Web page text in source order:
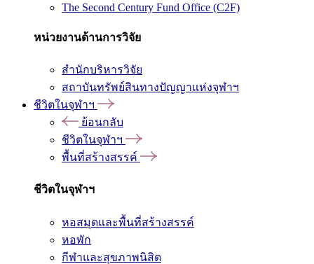
The Second Century Fund Office (C2F)
หน่วยงานด้านการวิจัย
สำนักบริหารวิจัย
สถาบันทรัพย์สินทางปัญญาแห่งจุฬาฯ
ชีวิตในจุฬาฯ
ย้อนกลับ
ชีวิตในจุฬาฯ
พื้นที่สร้างสรรค์
ชีวิตในจุฬาฯ
หอสมุดและพื้นที่สร้างสรรค์
หอพัก
กีฬาและสุขภาพนิสิต